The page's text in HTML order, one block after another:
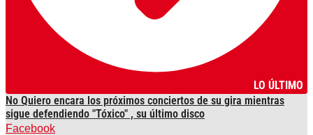
LO ÚLTIMO
No Quiero encara los próximos conciertos de su gira mientras
sigue defendiendo "Tóxico" , su último disco
Facebook